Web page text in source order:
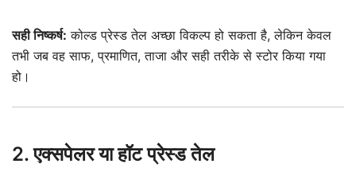
सही निष्कर्ष: कोल्ड प्रेस्ड तेल अच्छा विकल्प हो सकता है, लेकिन केवल
तभी जब वह साफ, प्रमाणित, ताजा और सही तरीके से स्टोर किया गया
हो।
2. एक्सपेलर या हॉट प्रेस्ड तेल